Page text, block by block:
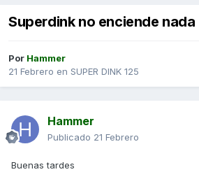
Superdink no enciende nada
Por Hammer
21 Febrero en SUPER DINK 125
Hammer
Publicado 21 Febrero
Buenas tardes